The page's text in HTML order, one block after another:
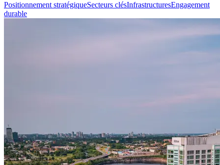
Positionnement stratégiqueSecteurs clésInfrastructuresEngagement
durable